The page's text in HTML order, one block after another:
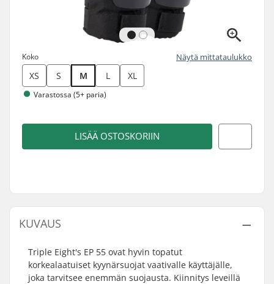
Koko Näytä mittataulukko
XS S M L XL
Varastossa (5+ paria)
LISÄÄ OSTOSKORIIN
KUVAUS
Triple Eight's EP 55 ovat hyvin topatut
korkealaatuiset kyynärsuojat vaativalle käyttäjälle,
joka tarvitsee enemmän suojausta. Kiinnitys leveillä